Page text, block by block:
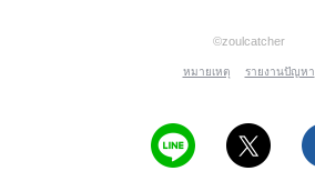
©zoulcatcher
หมายเหตุ รายงานปัญหา